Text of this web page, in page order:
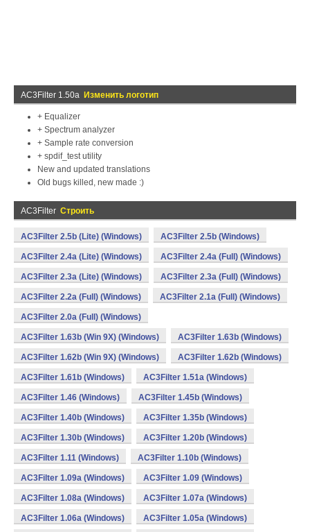
AC3Filter 1.50a Изменить логотип
+ Equalizer
+ Spectrum analyzer
+ Sample rate conversion
+ spdif_test utility
New and updated translations
Old bugs killed, new made :)
AC3Filter Строить
AC3Filter 2.5b (Lite) (Windows) AC3Filter 2.5b (Windows)
AC3Filter 2.4a (Lite) (Windows) AC3Filter 2.4a (Full) (Windows)
AC3Filter 2.3a (Lite) (Windows) AC3Filter 2.3a (Full) (Windows)
AC3Filter 2.2a (Full) (Windows) AC3Filter 2.1a (Full) (Windows)
AC3Filter 2.0a (Full) (Windows)
AC3Filter 1.63b (Win 9X) (Windows) AC3Filter 1.63b (Windows)
AC3Filter 1.62b (Win 9X) (Windows) AC3Filter 1.62b (Windows)
AC3Filter 1.61b (Windows) AC3Filter 1.51a (Windows)
AC3Filter 1.46 (Windows) AC3Filter 1.45b (Windows)
AC3Filter 1.40b (Windows) AC3Filter 1.35b (Windows)
AC3Filter 1.30b (Windows) AC3Filter 1.20b (Windows)
AC3Filter 1.11 (Windows) AC3Filter 1.10b (Windows)
AC3Filter 1.09a (Windows) AC3Filter 1.09 (Windows)
AC3Filter 1.08a (Windows) AC3Filter 1.07a (Windows)
AC3Filter 1.06a (Windows) AC3Filter 1.05a (Windows)